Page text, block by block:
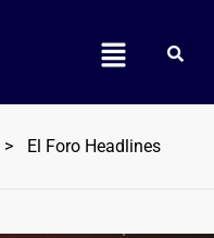
El Foro Headlines